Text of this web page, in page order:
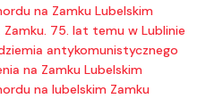
na Zamku Lubelskim
75. lat temu w Lublinie
antykomunistycznego
na Zamku Lubelskim
na lubelskim Zamku